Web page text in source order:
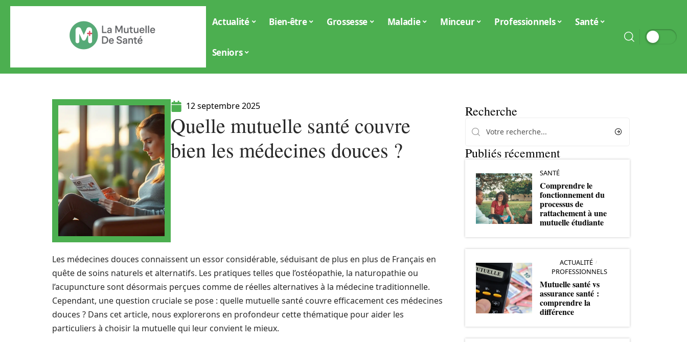
Actualité Bien-être Grossesse Maladie Minceur Professionnels Santé
Seniors
12 septembre 2025
Quelle mutuelle santé couvre
bien les médecines douces ?
Les médecines douces connaissent un essor considérable, séduisant de plus en plus de Français en
quête de soins naturels et alternatifs. Les pratiques telles que l’ostéopathie, la naturopathie ou
l’acupuncture sont désormais perçues comme de réelles alternatives à la médecine traditionnelle.
Cependant, une question cruciale se pose : quelle mutuelle santé couvre efficacement ces médecines
douces ? Dans cet article, nous explorerons en profondeur cette thématique pour aider les
particuliers à choisir la mutuelle qui leur convient le mieux.
Recherche
Publiés récemment
SANTÉ
Comprendre le
fonctionnement du
processus de
rattachement à une
mutuelle étudiante
ACTUALITÉ
PROFESSIONNELS
Mutuelle santé vs
assurance santé :
comprendre la
différence